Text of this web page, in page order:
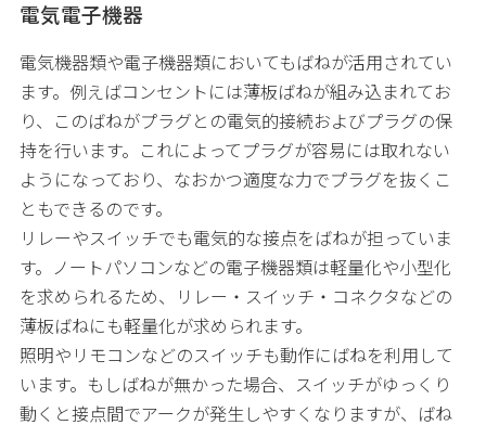
電気電子機器
電気機器類や電子機器類においてもばねが活用されてい
ます。例えばコンセントには薄板ばねが組み込まれてお
り、このばねがプラグとの電気的接続およびプラグの保
持を行います。これによってプラグが容易には取れない
ようになっており、なおかつ適度な力でプラグを抜くこ
ともできるのです。
リレーやスイッチでも電気的な接点をばねが担っていま
す。ノートパソコンなどの電子機器類は軽量化や小型化
を求められるため、リレー・スイッチ・コネクタなどの
薄板ばねにも軽量化が求められます。
照明やリモコンなどのスイッチも動作にばねを利用して
います。もしばねが無かった場合、スイッチがゆっくり
動くと接点間でアークが発生しやすくなりますが、ばね